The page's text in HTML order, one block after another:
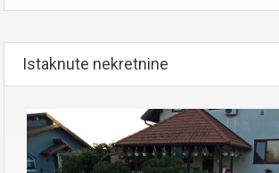
Istaknute nekretnine